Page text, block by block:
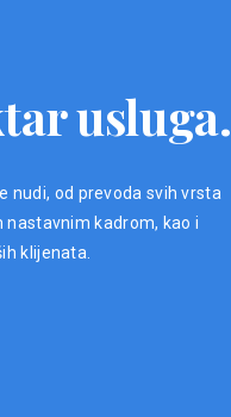
usluga.
nudi, od prevoda svih vrsta
kadrom, kao i
klijenata.